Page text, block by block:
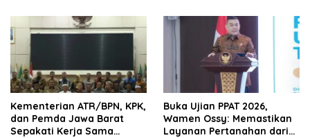
Kementerian ATR/BPN, KPK,
dan Pemda Jawa Barat
Sepakati Kerja Sama
Buka Ujian PPAT 2026,
Wamen Ossy: Memastikan
Layanan Pertanahan dari